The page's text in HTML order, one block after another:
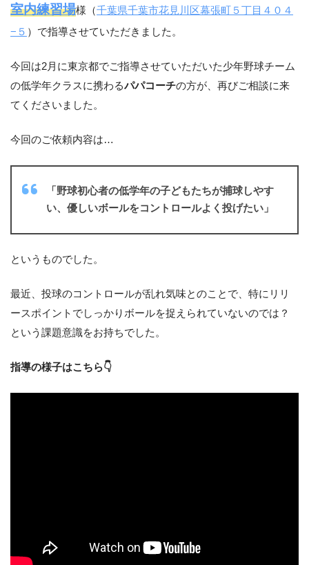
室内練習場様（千葉県千葉市花見川区幕張町５丁目４０４
−５ ）で指導させていただきました。
今回は2月に東京都でご指導させていただいた少年野球チーム
の低学年クラスに携わるパパコーチの方が、再びご相談に来
てくださいました。
今回のご依頼内容は…
「野球初心者の低学年の子どもたちが捕球しやす
い、優しいボールをコントロールよく投げたい」
というものでした。
最近、投球のコントロールが乱れ気味とのことで、特にリリ
ースポイントでしっかりボールを捉えられていないのでは？
という課題意識をお持ちでした。
指導の様子はこちら👇